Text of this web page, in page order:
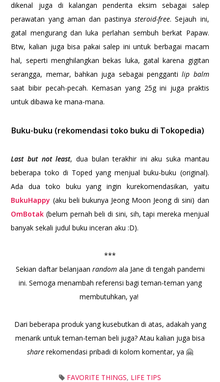
dikenal juga di kalangan penderita eksim sebagai salep
perawatan yang aman dan pastinya steroid-free. Sejauh ini,
gatal mengurang dan luka perlahan sembuh berkat Papaw.
Btw, kalian juga bisa pakai salep ini untuk berbagai macam
hal, seperti menghilangkan bekas luka, gatal karena gigitan
serangga, memar, bahkan juga sebagai penggantilip balm
saat bibir pecah-pecah. Kemasan yang 25g ini juga praktis
untuk dibawa ke mana-mana.
Buku-buku (rekomendasi toko buku di Tokopedia)
Last but not least, dua bulan terakhir ini aku suka mantau
beberapa toko di Toped yang menjual buku-buku (original).
Ada dua toko buku yang ingin kurekomendasikan, yaitu
BukuHappy (aku beli bukunya Jeong Moon Jeong di sini) dan
OmBotak (belum pernah beli di sini, sih, tapi mereka menjual
banyak sekali judul buku inceran aku :D).
***
Sekian daftar belanjaan random ala Jane di tengah pandemi
ini. Semoga menambah referensi bagi teman-teman yang
membutuhkan, ya!
Dari beberapa produk yang kusebutkan di atas, adakah yang
menarik untuk teman-teman beli juga? Atau kalian juga bisa
share rekomendasi pribadi di kolom komentar, ya 🤗
FAVORITE THINGS, LIFE TIPS